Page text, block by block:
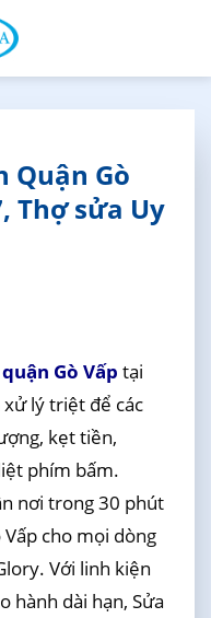
Quận Gò
Thợ sửa Uy
Gò Vấp tại
lý triệt để các
kẹt tiền,
phím bấm.
nơi trong 30 phút
cho mọi dòng
Với linh kiện
hành dài hạn, Sửa